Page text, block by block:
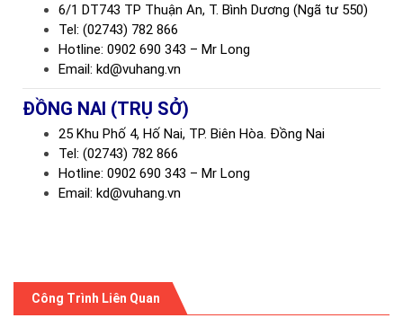
6/1 DT743 TP Thuận An, T. Bình Dương (Ngã tư 550)
Tel: (02743) 782 866
Hotline: 0902 690 343 – Mr Long
Email: kd@vuhang.vn
ĐỒNG NAI (TRỤ SỞ)
25 Khu Phố 4, Hố Nai, TP. Biên Hòa. Đồng Nai
Tel: (02743) 782 866
Hotline: 0902 690 343 – Mr Long
Email: kd@vuhang.vn
Công Trình Liên Quan